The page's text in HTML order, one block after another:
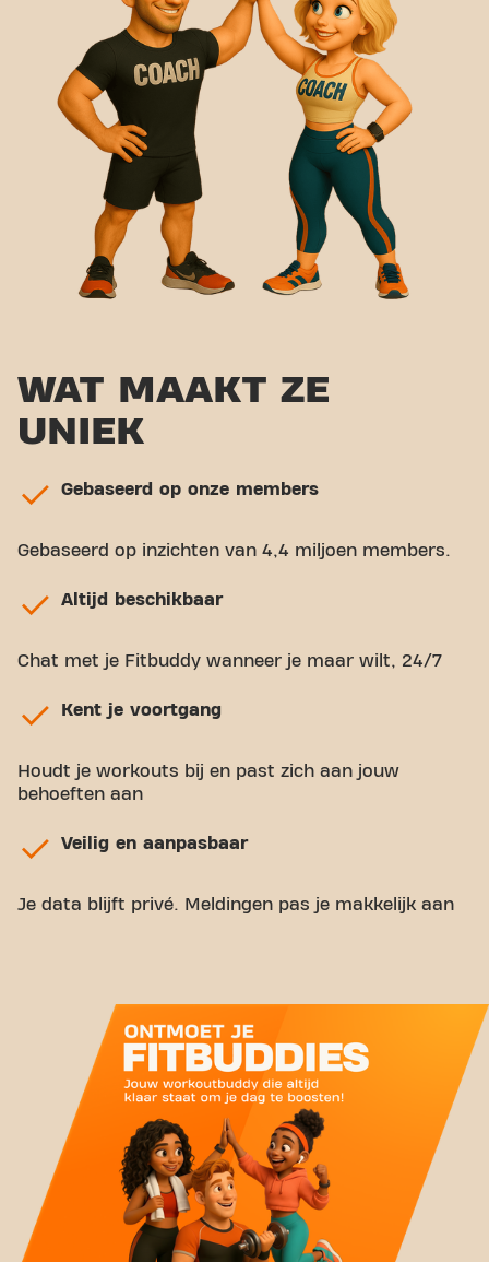
WAT MAAKT ZE
UNIEK
Gebaseerd op onze members
Gebaseerd op inzichten van 4,4 miljoen members.
Altijd beschikbaar
Chat met je Fitbuddy wanneer je maar wilt, 24/7
Kent je voortgang
Houdt je workouts bij en past zich aan jouw
behoeften aan
Veilig en aanpasbaar
Je data blijft privé. Meldingen pas je makkelijk aan